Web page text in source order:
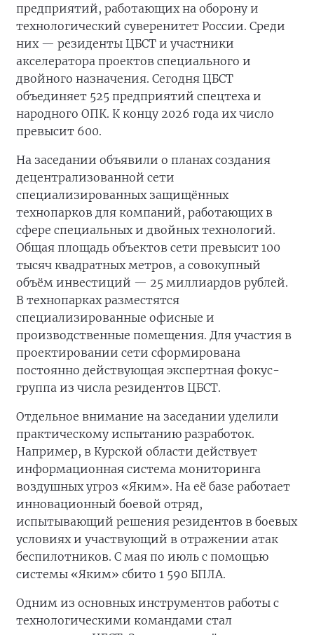
предприятий, работающих на оборону и
технологический суверенитет России. Среди
них — резиденты ЦБСТ и участники
акселератора проектов специального и
двойного назначения. Сегодня ЦБСТ
объединяет 525 предприятий спецтеха и
народного ОПК. К концу 2026 года их число
превысит 600.
На заседании объявили о планах создания
децентрализованной сети
специализированных защищённых
технопарков для компаний, работающих в
сфере специальных и двойных технологий.
Общая площадь объектов сети превысит 100
тысяч квадратных метров, а совокупный
объём инвестиций — 25 миллиардов рублей.
В технопарках разместятся
специализированные офисные и
производственные помещения. Для участия в
проектировании сети сформирована
постоянно действующая экспертная фокус-
группа из числа резидентов ЦБСТ.
Отдельное внимание на заседании уделили
практическому испытанию разработок.
Например, в Курской области действует
информационная система мониторинга
воздушных угроз «Яким». На её базе работает
инновационный боевой отряд,
испытывающий решения резидентов в боевых
условиях и участвующий в отражении атак
беспилотников. С мая по июль с помощью
системы «Яким» сбито 1 590 БПЛА.
Одним из основных инструментов работы с
технологическими командами стал